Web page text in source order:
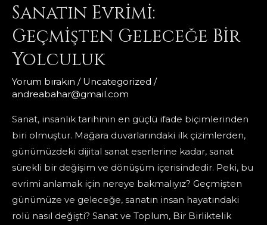
Borcu…
Sanatın Evrimi:
Geçmişten Geleceğe Bir
Yolculuk
Yorum bırakın / Uncategorized /
andreabahar@gmail.com
Sanat, insanlık tarihinin en güçlü ifade biçimlerinden
biri olmuştur. Mağara duvarlarındaki ilk çizimlerden,
günümüzdeki dijital sanat eserlerine kadar, sanat
sürekli bir değişim ve dönüşüm içerisindedir. Peki, bu
evrimi anlamak için nereye bakmalıyız? Geçmişten
günümüze ve geleceğe, sanatın insan hayatındaki
rolü nasıl değişti? Sanat ve Toplum, Bir Birliktelik